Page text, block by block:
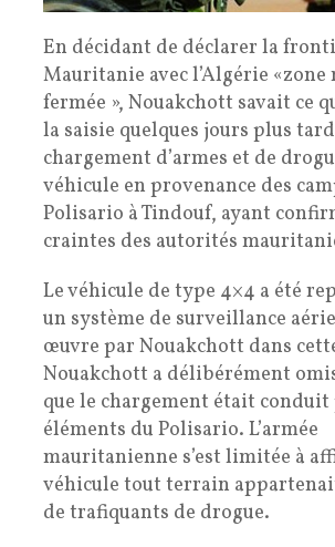
En décidant de déclarer la
Mauritanie avec l’Algérie
fermée », Nouakchott savait ce
la saisie quelques jours plus
chargement d’armes et de
véhicule en provenance des
Polisario à Tindouf, ayant
craintes des autorités
Le véhicule de type 4×4 a été
un système de surveillance
œuvre par Nouakchott dans
Nouakchott a délibérément
que le chargement était conduit
éléments du Polisario. L’armée
mauritanienne s’est limitée à
véhicule tout terrain
de trafiquants de drogue.